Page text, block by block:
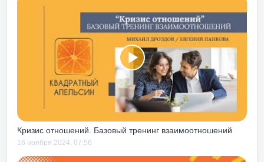
т.п. - - именно
личностного
человека
тебе мягко
к понимаю
погрузишься
прожив
о понимании
Кризис отношений. Базовый тренинг взаимоотношений
16 ноября 2024, 07:56